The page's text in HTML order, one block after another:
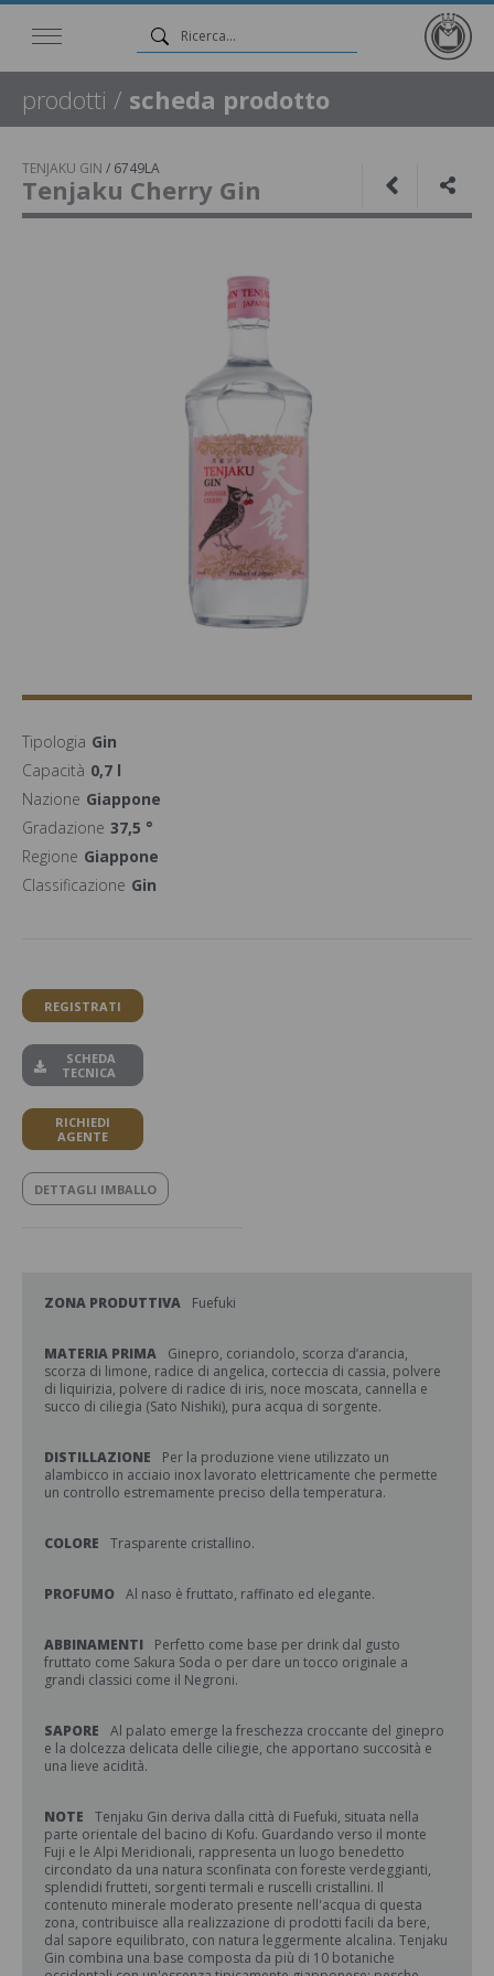
prodotti / scheda prodotto
TENJAKU GIN / 6749LA
Tenjaku Cherry Gin
Tipologia Gin
Capacità 0,7 l
Nazione Giappone
Gradazione 37,5 °
Regione Giappone
Classificazione Gin
REGISTRATI
SCHEDA
TECNICA
RICHIEDI
AGENTE
DETTAGLI IMBALLO
ZONA PRODUTTIVA Fuefuki
MATERIA PRIMA
Ginepro, coriandolo, scorza d’arancia,
scorza di limone, radice di angelica, corteccia di cassia, polvere
di liquirizia, polvere di radice di iris, noce moscata, cannella e
succo di ciliegia (Sato Nishiki), pura acqua di sorgente.
DISTILLAZIONE
Per la produzione viene utilizzato un
alambicco in acciaio inox lavorato elettricamente che permette
un controllo estremamente preciso della temperatura.
COLORE Trasparente cristallino.
PROFUMO Al naso è fruttato, raffinato ed elegante.
ABBINAMENTI
Perfetto come base per drink dal gusto
fruttato come Sakura Soda o per dare un tocco originale a
grandi classici come il Negroni.
SAPORE
Al palato emerge la freschezza croccante del ginepro
e la dolcezza delicata delle ciliegie, che apportano succosità e
una lieve acidità.
NOTE
Tenjaku Gin deriva dalla città di Fuefuki, situata nella
parte orientale del bacino di Kofu. Guardando verso il monte
Fuji e le Alpi Meridionali, rappresenta un luogo benedetto
circondato da una natura sconfinata con foreste verdeggianti,
splendidi frutteti, sorgenti termali e ruscelli cristallini. Il
contenuto minerale moderato presente nell'acqua di questa
zona, contribuisce alla realizzazione di prodotti facili da bere,
dal sapore equilibrato, con natura leggermente alcalina. Tenjaku
Gin combina una base composta da più di 10 botaniche